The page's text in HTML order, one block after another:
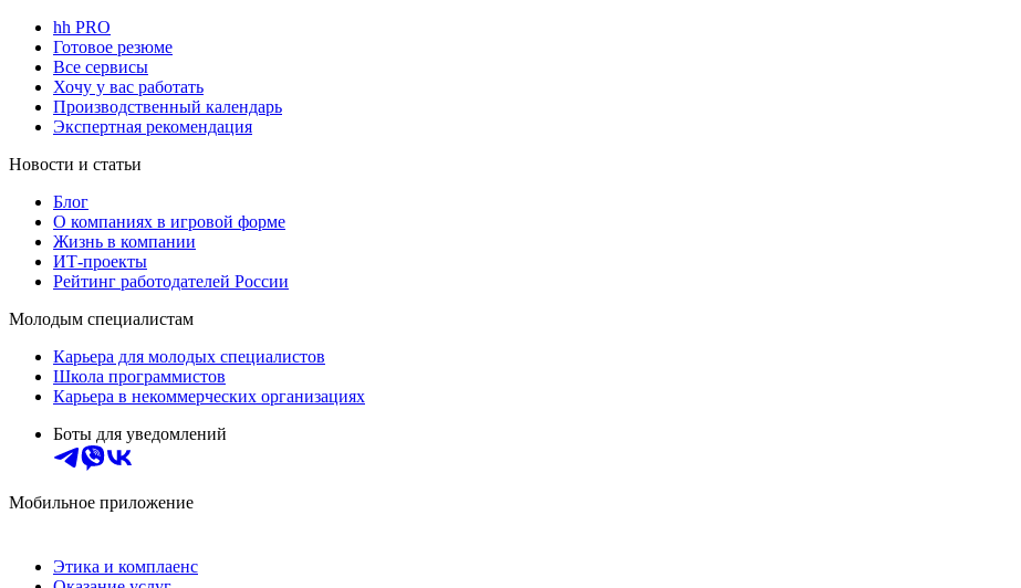
hh PRO
Готовое резюме
Все сервисы
Хочу у вас работать
Производственный календарь
Экспертная рекомендация
Новости и статьи
Блог
О компаниях в игровой форме
Жизнь в компании
ИТ-проекты
Рейтинг работодателей России
Молодым специалистам
Карьера для молодых специалистов
Школа программистов
Карьера в некоммерческих организациях
Боты для уведомлений
Мобильное приложение
Этика и комплаенс